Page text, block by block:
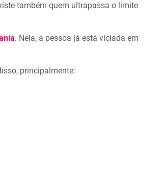
também quem ultrapassa o limite
. Nela, a pessoa já está viciada em
principalmente: